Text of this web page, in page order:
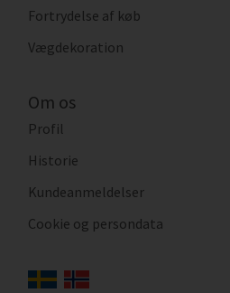
Fortrydelse af køb
Vægdekoration
Om os
Profil
Historie
Kundeanmeldelser
Cookie og persondata